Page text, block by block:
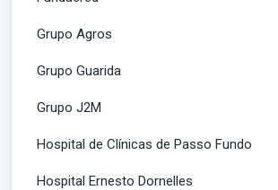
Grupo Agros
Grupo Guarida
Grupo J2M
Hospital de Clínicas de Passo Fundo
Hospital Ernesto Dornelles